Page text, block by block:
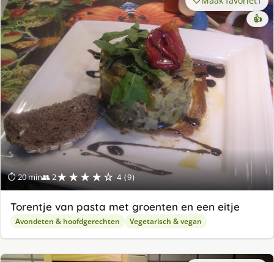
⏱ 20 min👥 2★★★★☆ 4 (9)
👍
Torentje van pasta met groenten en een eitje
Avondeten & hoofdgerechten Vegetarisch & vegan